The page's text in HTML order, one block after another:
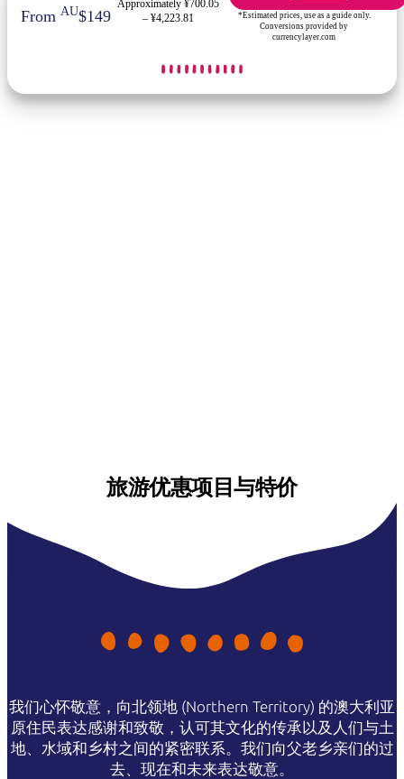
FromAU$149
Approximately ¥700.05
– ¥4,223.81
*Estimated prices, use as a guide only.
Conversions provided by
currencylayer.com
旅游优惠项目与特价
我们心怀敬意，向北领地 (Northern Territory) 的澳大利亚
原住民表达感谢和致敬，认可其文化的传承以及人们与土
地、水域和乡村之间的紧密联系。我们向父老乡亲们的过
去、现在和未来表达敬意。